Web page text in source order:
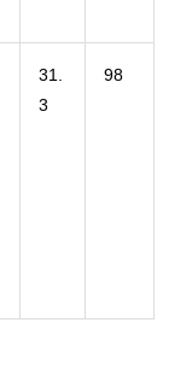
31.
3
98